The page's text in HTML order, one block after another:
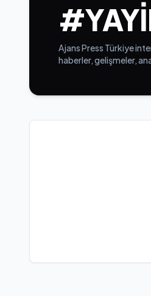
Ajans Press Türkiye
haberler, gelişmeler,